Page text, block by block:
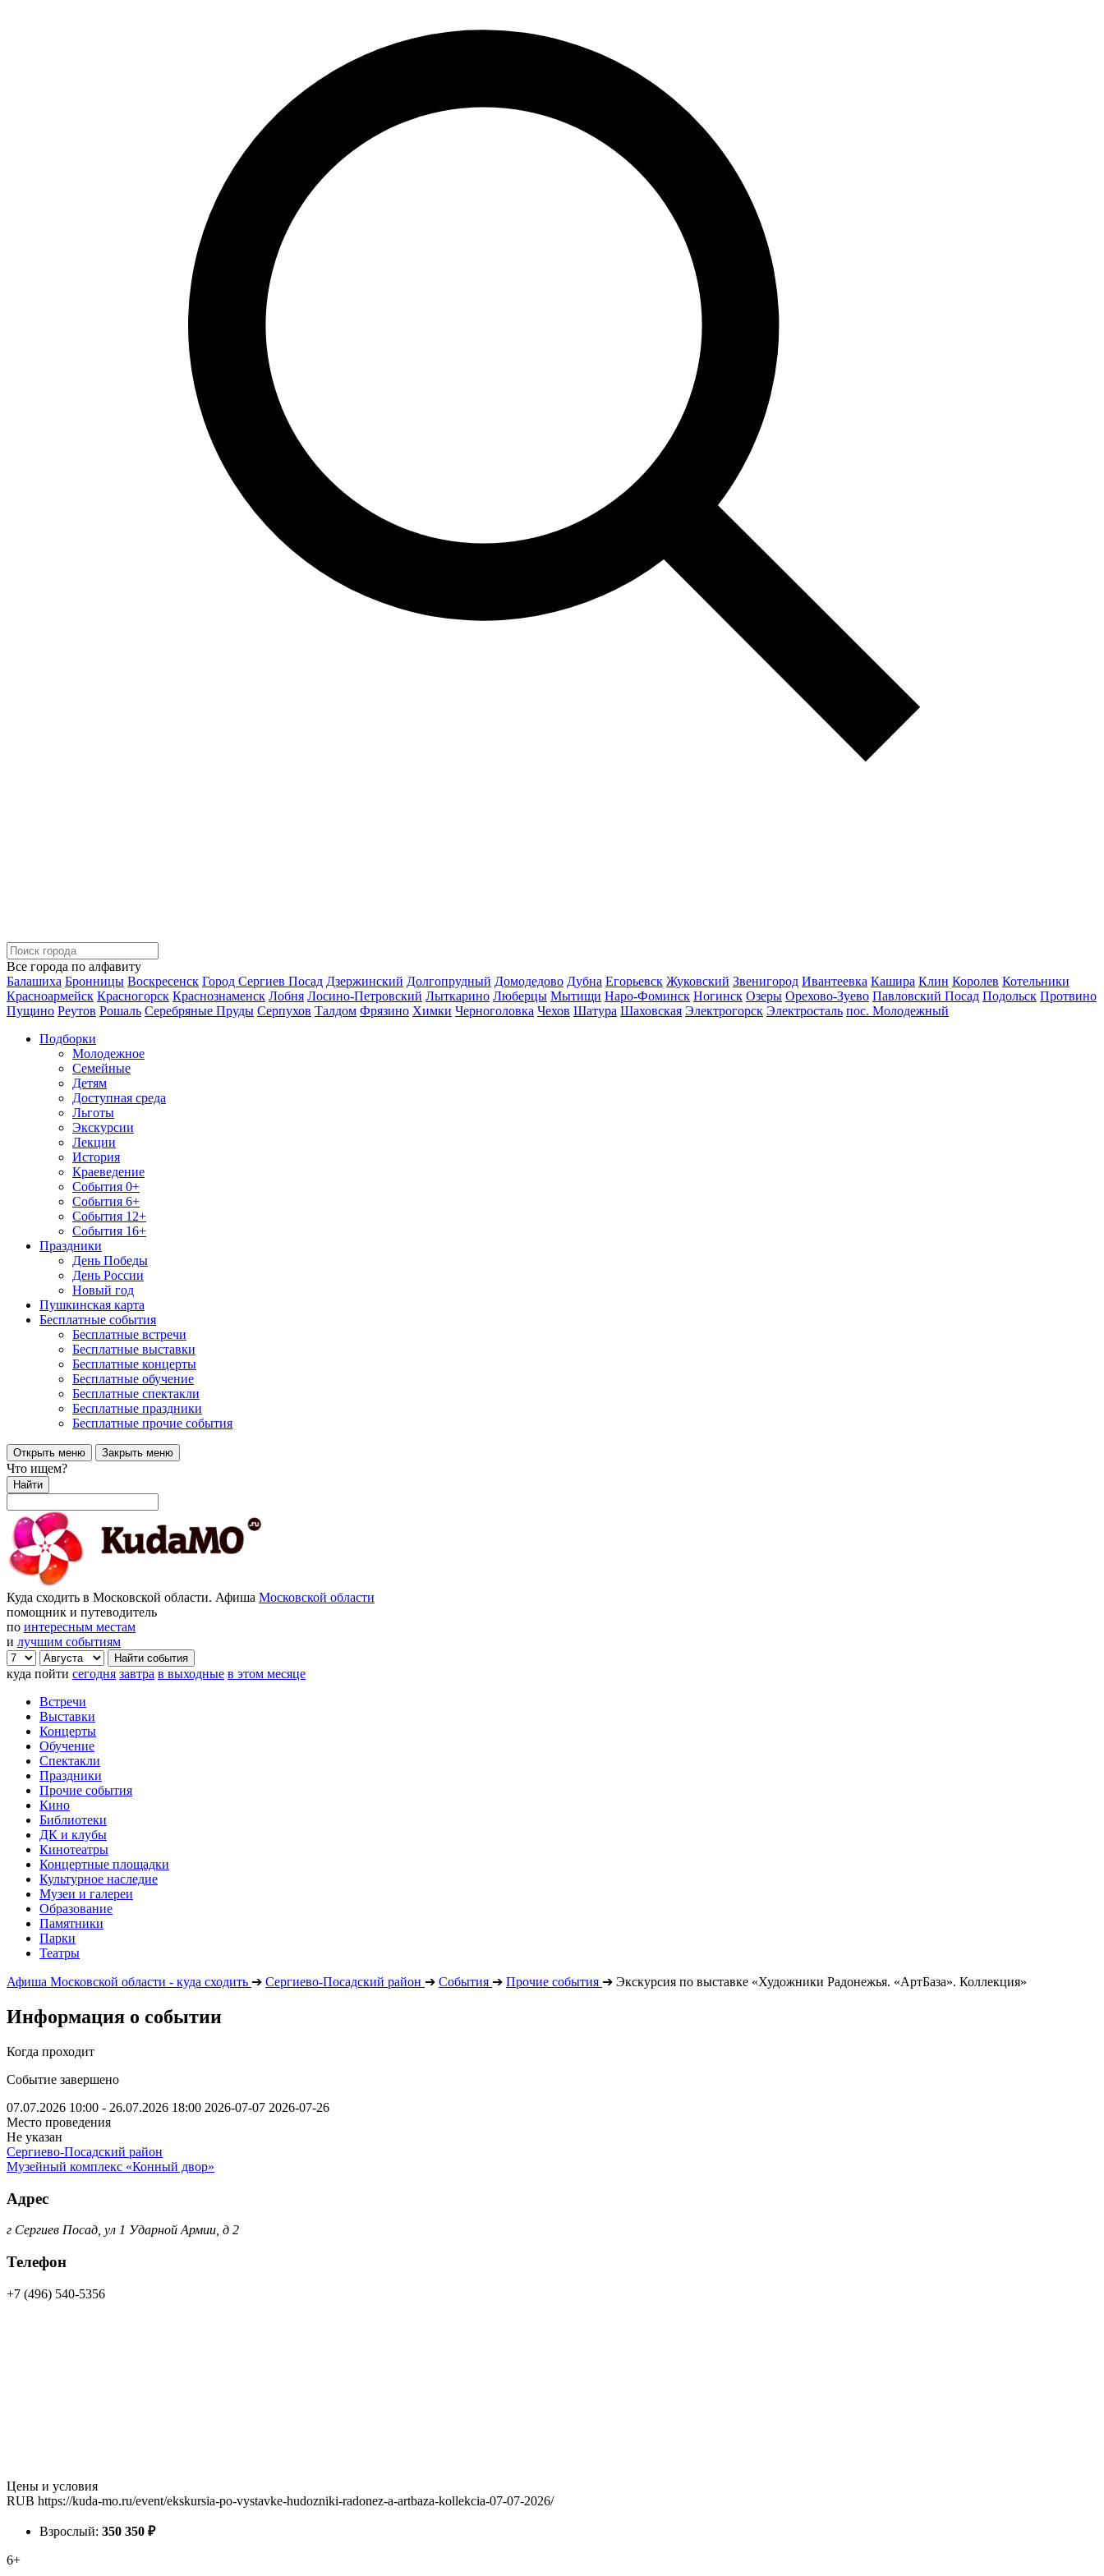
Все города по алфавиту
Балашиха Бронницы Воскресенск Город Сергиев Посад Дзержинский Долгопрудный Домодедово Дубна Егорьевск Жуковский Звенигород Ивантеевка Кашира Клин Королев Котельники
Красноармейск Красногорск Краснознаменск Лобня Лосино-Петровский Лыткарино Люберцы Мытищи Наро-Фоминск Ногинск Озеры Орехово-Зуево Павловский Посад Подольск Протвино
Пущино Реутов Рошаль Серебряные Пруды Серпухов Талдом Фрязино Химки Черноголовка Чехов Шатура Шаховская Электрогорск Электросталь пос. Молодежный
Подборки
Молодежное
Семейные
Детям
Доступная среда
Льготы
Экскурсии
Лекции
История
Краеведение
События 0+
События 6+
События 12+
События 16+
Праздники
День Победы
День России
Новый год
Пушкинская карта
Бесплатные события
Бесплатные встречи
Бесплатные выставки
Бесплатные концерты
Бесплатные обучение
Бесплатные спектакли
Бесплатные праздники
Бесплатные прочие события
Открыть меню Закрыть меню
Что ищем?
Найти
Куда сходить в Московской области. Афиша Московской области
помощник и путеводитель
по интересным местам
и лучшим событиям
куда пойти сегодня завтра в выходные в этом месяце
Встречи
Выставки
Концерты
Обучение
Спектакли
Праздники
Прочие события
Кино
Библиотеки
ДК и клубы
Кинотеатры
Концертные площадки
Культурное наследие
Музеи и галереи
Образование
Памятники
Парки
Театры
Афиша Московской области - куда сходить ➔ Сергиево-Посадский район ➔ События ➔ Прочие события ➔ Экскурсия по выставке «Художники Радонежья. «АртБаза». Коллекция»
Информация о событии
Когда проходит
Событие завершено
07.07.2026 10:00 - 26.07.2026 18:00 2026-07-07 2026-07-26
Место проведения
Не указан
Сергиево-Посадский район
Музейный комплекс «Конный двор»
Адрес
г Сергиев Посад, ул 1 Ударной Армии, д 2
Телефон
+7 (496) 540-5356
Цены и условия
RUB https://kuda-mo.ru/event/ekskursia-po-vystavke-hudozniki-radonez-a-artbaza-kollekcia-07-07-2026/
Взрослый: 350 350 ₽
6+